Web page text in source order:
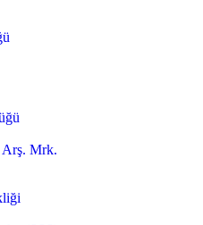
Arş. Mrk.